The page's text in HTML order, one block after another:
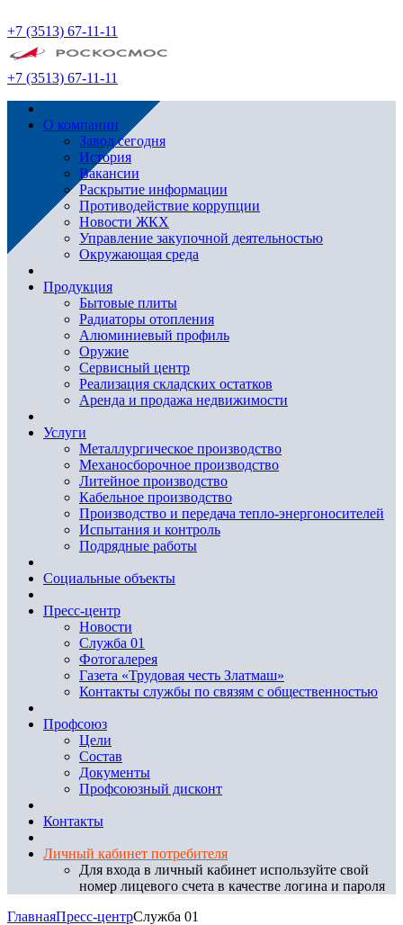
+7 (3513) 67-11-11
+7 (3513) 67-11-11
О компании
Завод сегодня
История
Вакансии
Раскрытие информации
Противодействие коррупции
Новости ЖКХ
Управление закупочной деятельностью
Окружающая среда
Продукция
Бытовые плиты
Радиаторы отопления
Алюминиевый профиль
Оружие
Сервисный центр
Реализация складских остатков
Аренда и продажа недвижимости
Услуги
Металлургическое производство
Механосборочное производство
Литейное производство
Кабельное производство
Производство и передача тепло-энергоносителей
Испытания и контроль
Подрядные работы
Социальные объекты
Пресс-центр
Новости
Служба 01
Фотогалерея
Газета «Трудовая честь Златмаш»
Контакты службы по связям с общественностью
Профсоюз
Цели
Состав
Документы
Профсоюзный дисконт
Контакты
Личный кабинет потребителя
Для входа в личный кабинет используйте свой
номер лицевого счета в качестве логина и пароля
ГлавнаяПресс-центрСлужба 01